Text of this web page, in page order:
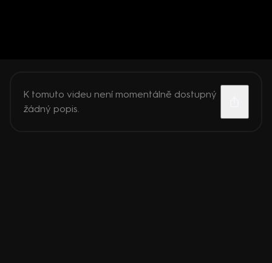
K tomuto videu není momentálně dostupný
žádný popis.